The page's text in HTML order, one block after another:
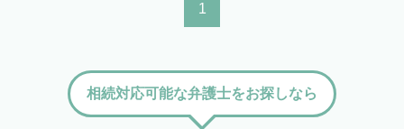
1
相続対応可能な弁護士をお探しなら